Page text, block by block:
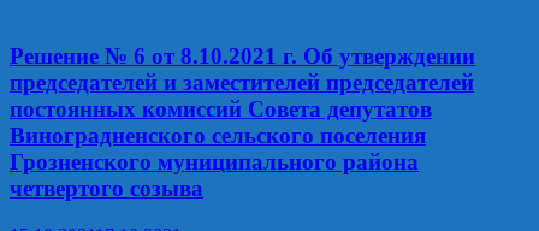
от
г.
Об
избрании
председателя
и
заместителя
председателя
Решение № 6 от 8.10.2021 г. Об утверждении
председателей и заместителей председателей
постоянных комиссий Совета депутатов
Виноградненского сельского поселения
Грозненского муниципального района
четвертого созыва